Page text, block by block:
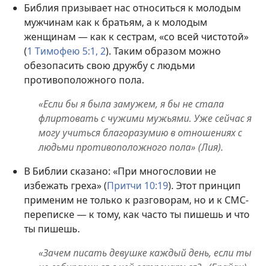
Библия призывает нас относиться к молодым
мужчинам как к братьям, а к молодым
женщинам — как к сестрам, «со всей чистотой»
(1 Тимофею 5:1, 2). Таким образом можно
обезопасить свою дружбу с людьми
противоположного пола.
«Если бы я была замужем, я бы не стала
флиртовать с чужими мужьями. Уже сейчас я
могу учиться благоразумию в отношениях с
людьми противоположного пола» (Лия).
В Библии сказано: «При многословии не
избежать греха» (Притчи 10:19). Этот принцип
применим не только к разговорам, но и к СМС-
переписке — к тому, как часто ты пишешь и что
ты пишешь.
«Зачем писать девушке каждый день, если ты